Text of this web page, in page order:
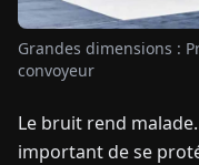
Grandes dimensions :
convoyeur
Le bruit rend
important de se